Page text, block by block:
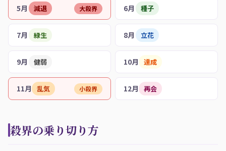
5月 減退 大殺界 6月 種子
7月 緑生 8月 立花
9月 健弱 10月 達成
11月 乱気 小殺界 12月 再会
殺界の乗り切り方